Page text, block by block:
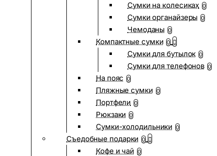
Сумки на колесиках 0
Сумки органайзеры 0
Чемоданы 0
Компактные сумки 0
Сумки для бутылок 0
Сумки для телефонов 0
На пояс 0
Пляжные сумки 0
Портфели 0
Рюкзаки 0
Сумки-холодильники 0
Съедобные подарки 0
Кофе и чай 0